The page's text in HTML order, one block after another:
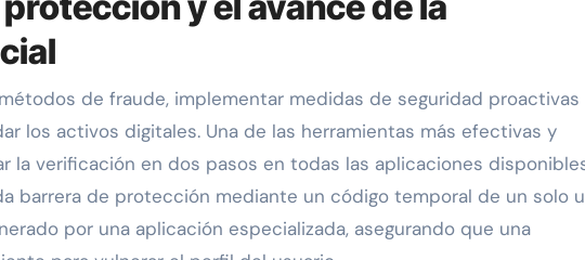
de fraude, implementar medidas de seguridad proactivas
los activos digitales. Una de las herramientas más efectivas y
la verificación en dos pasos en todas las aplicaciones
barrera de protección mediante un código temporal de un solo
por una aplicación especializada, asegurando que una